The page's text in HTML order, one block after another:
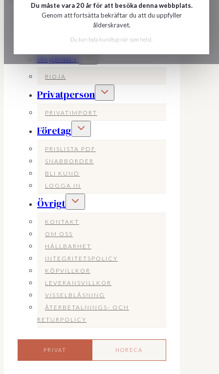
Du måste vara 20 år för att besöka denna webbplats.
Genom att fortsätta bekräftar du att du uppfyller
ålderskravet.
Du kan byta kundtyp när som helst.
Sök dryck
Producenter
Regioner Toggle
RIOJA
Privatperson
Toggle
PRIVATIMPORT
Företag
Toggle
PRISLISTA PDF
SNABBORDER
BLI KUND
LOGGA IN
Övrigt
Toggle
KONTAKT
OM OSS
HÅLLBARHET
INTEGRITETSPOLICY
KÖPVILLKOR
LEVERANSVILLKOR
VISSELBLÅSNING
ÅTERBETALNINGS- OCH
RETURPOLICY
PRIVAT HORECA